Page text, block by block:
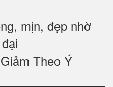
mịn, đẹp nhờ
Theo Ý